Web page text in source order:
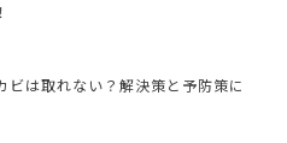
ビは取れない？解決策と予防策に